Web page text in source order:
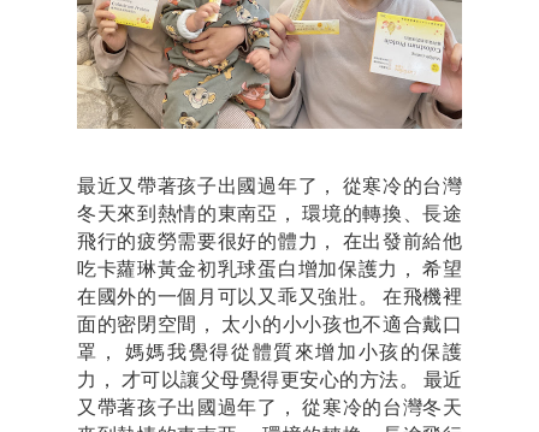
最近又帶著孩子出國過年了， 從寒冷的台灣
冬天來到熱情的東南亞， 環境的轉換、長途
飛行的疲勞需要很好的體力， 在出發前給他
吃卡蘿琳黃金初乳球蛋白增加保護力， 希望
在國外的一個月可以又乖又強壯。 在飛機裡
面的密閉空間， 太小的小小孩也不適合戴口
罩， 媽媽我覺得從體質來增加小孩的保護
力， 才可以讓父母覺得更安心的方法。 最近
又帶著孩子出國過年了， 從寒冷的台灣冬天